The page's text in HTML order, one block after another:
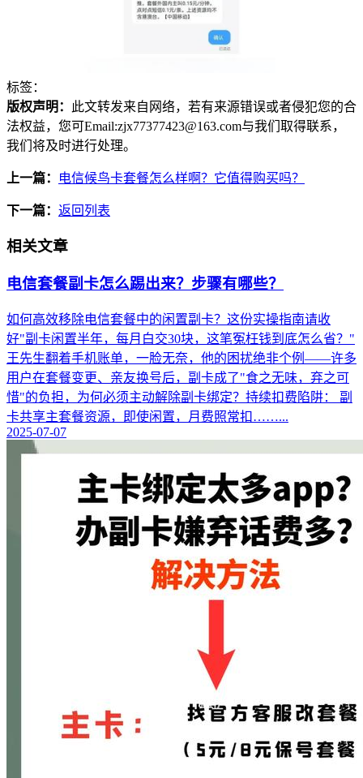
标签：
版权声明：
此文转发来自网络，若有来源错误或者侵犯您的合
法权益，您可Email:zjx77377423@163.com与我们取得联系，
我们将及时进行处理。
上一篇： 电信候鸟卡套餐怎么样啊？它值得购买吗？
下一篇： 返回列表
相关文章
电信套餐副卡怎么踢出来？步骤有哪些？
如何高效移除电信套餐中的闲置副卡？这份实操指南请收
好"副卡闲置半年，每月白交30块，这笔冤枉钱到底怎么省？"
王先生翻着手机账单，一脸无奈，他的困扰绝非个例——许多
用户在套餐变更、亲友换号后，副卡成了"食之无味，弃之可
惜"的负担，为何必须主动解除副卡绑定？持续扣费陷阱： 副
卡共享主套餐资源，即使闲置，月费照常扣……...
2025-07-07